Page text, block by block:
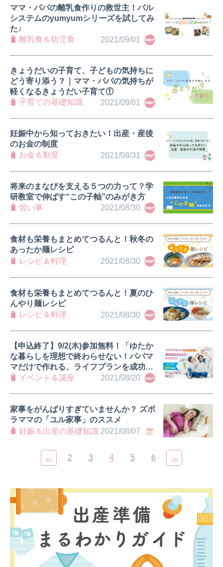
2021/09/01
ママ・パパの離乳食作りの救世主！パル
システムのyumyumシリーズを試してみ
た♪
離乳食＆幼児食
2021/09/01
きょうだいの子育て、子どもの気持ちに
どう寄り添う？｜ママ・パパの気持ちが
軽くなるきょうだい子育て①
子育ての基礎知識
2021/08/31
妊娠中から知っておきたい！出産・産後
のお金の制度
お金＆制度
2021/08/30
将来のまなびを支える５つの力って？学
研教室で伸ばす“この子軸”のみがき方
習い事
2021/08/30
食材も栄養もまとめてつるんと！秋冬の
あったか麺レシピ
レシピ＆料理
2021/08/30
食材も栄養もまとめてつるんと！夏のひ
んやり麺レシピ
レシピ＆料理
2021/08/20
【申込終了】9/2(木)参加無料！「ゆたか
な暮らしを理想で終わらせない！パパマ
マだけで作れる、ライフプランを成功さ
せる６つのコツ！」開催！｜babycoオ
イベント＆講座
2021/08/07
家事をがんばりすぎていませんか？ ズボ
ラママの「ユル家事」のススメ
妊娠＆出産の基礎知識
← 2 3 4 5 6 →